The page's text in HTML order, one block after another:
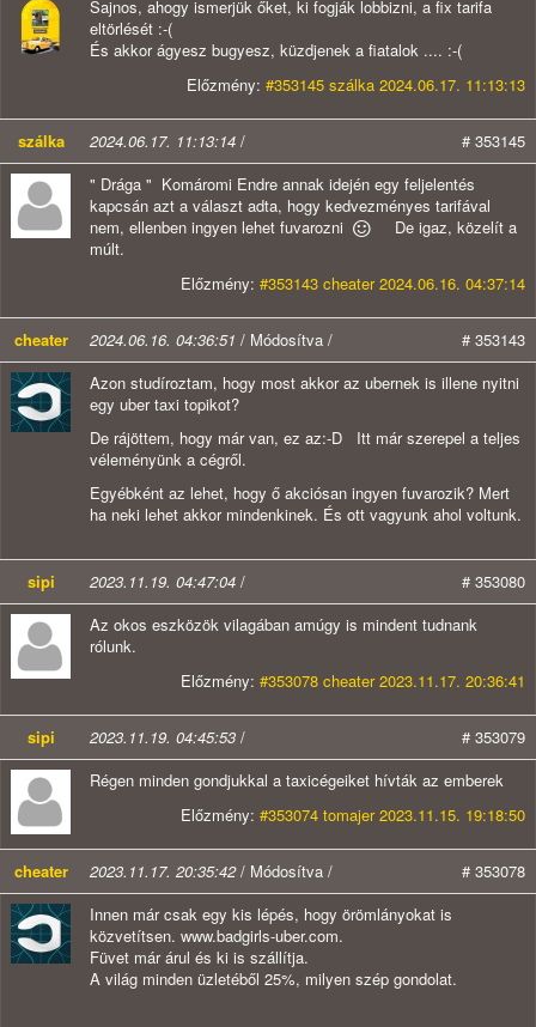
Sajnos, ahogy ismerjük őket, ki fogják lobbizni, a fix tarifa
eltörlését :-(
És akkor ágyesz bugyesz, küzdjenek a fiatalok .... :-(
Előzmény: #353145 szálka 2024.06.17. 11:13:13
szálka 2024.06.17. 11:13:14 /
# 353145
" Drága " Komáromi Endre annak idején egy feljelentés
kapcsán azt a választ adta, hogy kedvezményes tarifával
nem, ellenben ingyen lehet fuvarozni
De igaz, közelít a
múlt.
Előzmény: #353143 cheater 2024.06.16. 04:37:14
cheater 2024.06.16. 04:36:51 / Módosítva /
# 353143
Azon studíroztam, hogy most akkor az ubernek is illene nyitni
egy uber taxi topikot?
De rájöttem, hogy már van, ez az:-D Itt már szerepel a teljes
véleményünk a cégről.
Egyébként az lehet, hogy ő akciósan ingyen fuvarozik? Mert
ha neki lehet akkor mindenkinek. És ott vagyunk ahol voltunk.
sipi 2023.11.19. 04:47:04 /
# 353080
Az okos eszközök vilagában amúgy is mindent tudnank
rólunk.
Előzmény: #353078 cheater 2023.11.17. 20:36:41
sipi 2023.11.19. 04:45:53 /
# 353079
Régen minden gondjukkal a taxicégeiket hívták az emberek
Előzmény: #353074 tomajer 2023.11.15. 19:18:50
cheater 2023.11.17. 20:35:42/ Módosítva /
# 353078
Innen már csak egy kis lépés, hogy örömlányokat is
közvetítsen. www.badgirls-uber.com.
Füvet már árul és ki is szállítja.
A világ minden üzletéből 25%, milyen szép gondolat.